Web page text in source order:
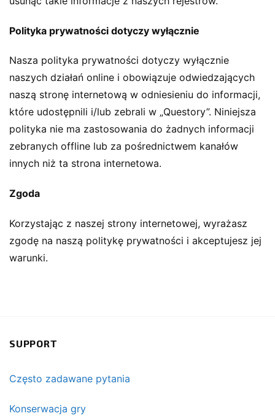
Polityka prywatności dotyczy wyłącznie
Nasza polityka prywatności dotyczy wyłącznie
naszych działań online i obowiązuje odwiedzających
naszą stronę internetową w odniesieniu do informacji,
które udostępnili i/lub zebrali w „Questory”. Niniejsza
polityka nie ma zastosowania do żadnych informacji
zebranych offline lub za pośrednictwem kanałów
innych niż ta strona internetowa.
Zgoda
Korzystając z naszej strony internetowej, wyrażasz
zgodę na naszą politykę prywatności i akceptujesz jej
warunki.
SUPPORT
Często zadawane pytania
Konserwacja gry